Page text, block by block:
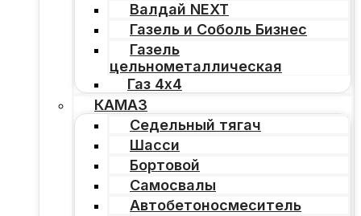
Валдай NEXT
Газель и Соболь Бизнес
Газель
цельнометаллическая
Газ 4х4
КАМАЗ
Седельный тягач
Шасси
Бортовой
Самосвалы
Автобетоносмеситель